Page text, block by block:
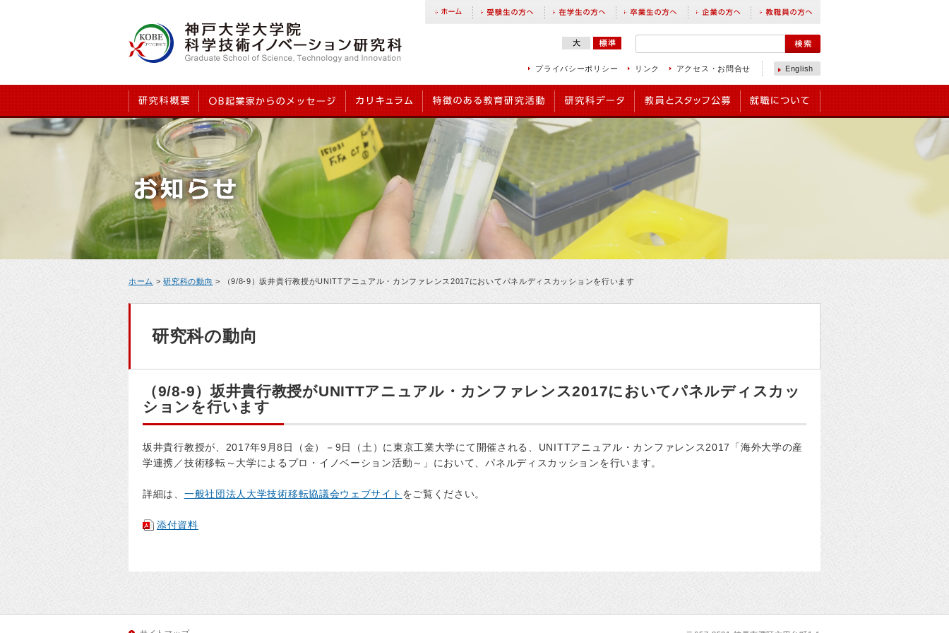
プライバシーポリシー リンク アクセス・お問合せ English
ホーム >研究科の動向 > （9/8-9）坂井貴行教授がUNITTアニュアル・カンファレンス2017においてパネルディスカッションを行います
研究科の動向
（9/8-9）坂井貴行教授がUNITTアニュアル・カンファレンス2017においてパネルディスカッ
ションを行います
坂井貴行教授が、2017年9月8日（金）－9日（土）に東京工業大学にて開催される、UNITTアニュアル・カンファレンス2017「海外大学の産
学連携／技術移転～大学によるプロ・イノベーション活動～」において、パネルディスカッションを行います。
詳細は、 一般社団法人大学技術移転協議会ウェブサイト をご覧ください。
添付資料